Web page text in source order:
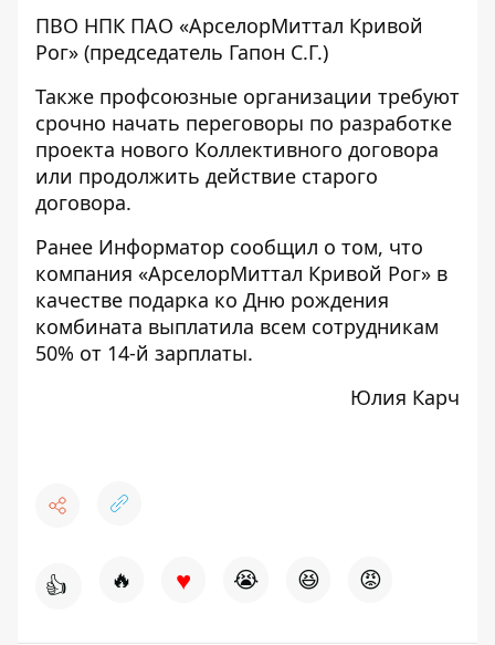
ПВО НПК ПАО «АрселорМиттал Кривой
Рог» (председатель Гапон С.Г.)
Также профсоюзные организации требуют
срочно начать переговоры по разработке
проекта нового Коллективного договора
или продолжить действие старого
договора.
Ранее Информатор сообщил о том, что
компания «АрселорМиттал Кривой Рог» в
качестве подарка ко Дню рождения
комбината выплатила всем сотрудникам
50% от 14-й зарплаты.
Юлия Карч
👍 🔥 ♥ 😭 😆 😡